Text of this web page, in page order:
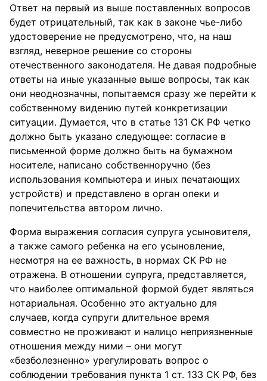
Ответ на первый из выше поставленных вопросов
будет отрицательный, так как в законе чье-либо
удостоверение не предусмотрено, что, на наш
взгляд, неверное решение со стороны
отечественного законодателя. Не давая подробные
ответы на иные указанные выше вопросы, так как
они неоднозначны, попытаемся сразу же перейти к
собственному видению путей конкретизации
ситуации. Думается, что в статье 131 СК РФ четко
должно быть указано следующее: согласие в
письменной форме должно быть на бумажном
носителе, написано собственноручно (без
использования компьютера и иных печатающих
устройств) и представлено в орган опеки и
попечительства автором лично.
Форма выражения согласия супруга усыновителя,
а также самого ребенка на его усыновление,
несмотря на ее важность, в нормах СК РФ не
отражена. В отношении супруга, представляется,
что наиболее оптимальной формой будет являться
нотариальная. Особенно это актуально для
случаев, когда супруги длительное время
совместно не проживают и налицо неприязненные
отношения между ними – они могут
«безболезненно» урегулировать вопрос о
соблюдении требования пункта 1 ст. 133 СК РФ, без